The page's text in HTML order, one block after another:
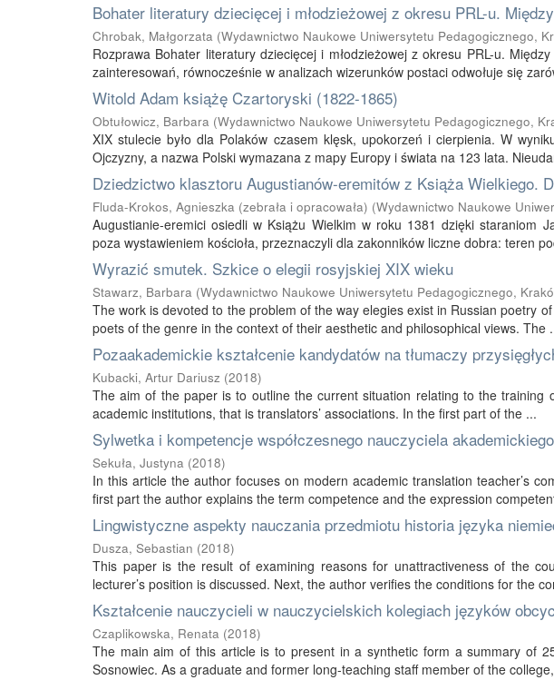
Bohater literatury dziecięcej i młodzieżowej z okresu PRL-u.
Chrobak, Małgorzata (Wydawnictwo Naukowe Uniwersytetu Pedagogicznego,
Rozprawa Bohater literatury dziecięcej i młodzieżowej z okresu PRL-u.
zainteresowań, równocześnie w analizach wizerunków postaci odwołuje się
Witold Adam książę Czartoryski (1822-1865)
Obtułowicz, Barbara (Wydawnictwo Naukowe Uniwersytetu Pedagogicznego,
XIX stulecie było dla Polaków czasem klęsk, upokorzeń i cierpienia. W
Ojczyzny, a nazwa Polski wymazana z mapy Europy i świata na 123 lata.
Dziedzictwo klasztoru Augustianów-eremitów z Książa Wielkiego.
Fluda-Krokos, Agnieszka (zebrała i opracowała) (Wydawnictwo Naukowe
Augustianie-eremici osiedli w Książu Wielkim w roku 1381 dzięki staraniom
poza wystawieniem kościoła, przeznaczyli dla zakonników liczne dobra: teren
Wyrazić smutek. Szkice o elegii rosyjskiej XIX wieku
Stawarz, Barbara (Wydawnictwo Naukowe Uniwersytetu Pedagogicznego,
The work is devoted to the problem of the way elegies exist in Russian poetry
poets of the genre in the context of their aesthetic and philosophical views. The
Pozaakademickie kształcenie kandydatów na tłumaczy
Kubacki, Artur Dariusz (2018)
The aim of the paper is to outline the current situation relating to the training
academic institutions, that is translators’ associations. In the first part of the ...
Sylwetka i kompetencje współczesnego nauczyciela
Sekuła, Justyna (2018)
In this article the author focuses on modern academic translation teacher’s
first part the author explains the term competence and the expression
Lingwistyczne aspekty nauczania przedmiotu historia języka
Dusza, Sebastian (2018)
This paper is the result of examining reasons for unattractiveness of the
lecturer’s position is discussed. Next, the author verifies the conditions for the
Kształcenie nauczycieli w nauczycielskich kolegiach języków
Czaplikowska, Renata (2018)
The main aim of this article is to present in a synthetic form a summary of
Sosnowiec. As a graduate and former long-teaching staff member of the